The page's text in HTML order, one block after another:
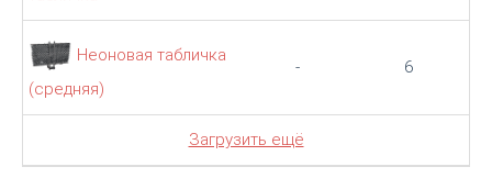
Неоновая табличка
(средняя)
- 6
Загрузить ещё